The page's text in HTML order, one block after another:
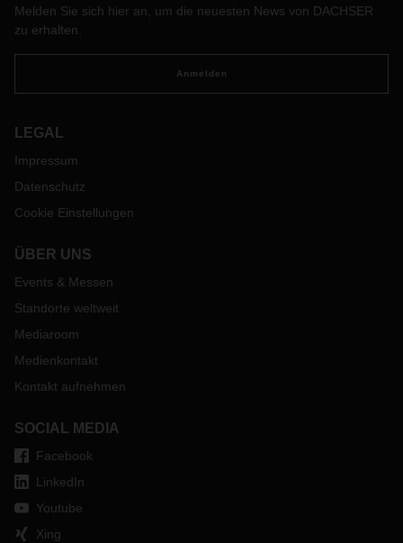
Melden Sie sich hier an, um die neuesten News von DACHSER
zu erhalten.
Anmelden
LEGAL
Impressum
Datenschutz
Cookie Einstellungen
ÜBER UNS
Events & Messen
Standorte weltweit
Mediaroom
Medienkontakt
Kontakt aufnehmen
SOCIAL MEDIA
Facebook
LinkedIn
Youtube
Xing